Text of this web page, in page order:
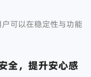
可以在稳定性与功能
全，提升安心感